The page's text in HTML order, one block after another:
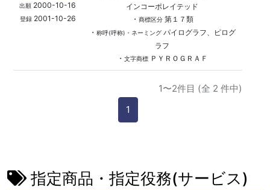
出願 2000-10-16
登録2001-10-26
インコーポレイテッド
・ 商標区分第１７類
・ 称呼(呼称)・ネーミングパイログラフ、ピログ
ラフ
・ 文字商標ＰＹＲＯＧＲＡＦ
1〜2件目 (全 2 件中)
1
指定商品・指定役務(サービス)